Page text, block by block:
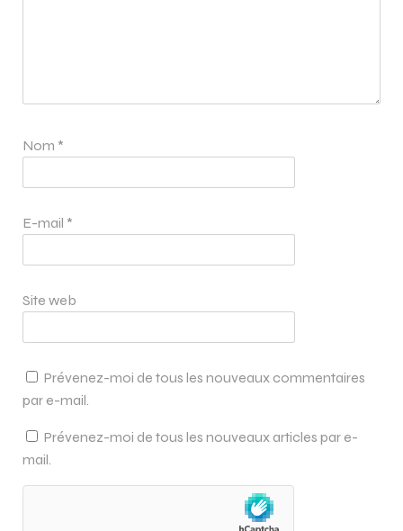
Nom *
E-mail *
Site web
Prévenez-moi de tous les nouveaux commentaires
par e-mail.
Prévenez-moi de tous les nouveaux articles par e-
mail.